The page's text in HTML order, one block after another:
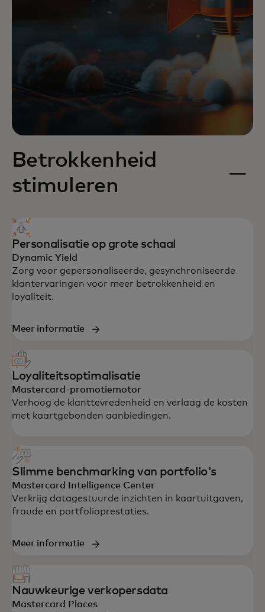
Betrokkenheid
stimuleren
Personalisatie op grote schaal
Dynamic Yield
Zorg voor gepersonaliseerde, gesynchroniseerde
klantervaringen voor meer betrokkenheid en
loyaliteit.
Meer informatie
Loyaliteitsoptimalisatie
Mastercard-promotiemotor
Verhoog de klanttevredenheid en verlaag de kosten
met kaartgebonden aanbiedingen.
Slimme benchmarking van portfolio's
Mastercard Intelligence Center
Verkrijg datagestuurde inzichten in kaartuitgaven,
fraude en portfolioprestaties.
Meer informatie
Nauwkeurige verkopersdata
Mastercard Places